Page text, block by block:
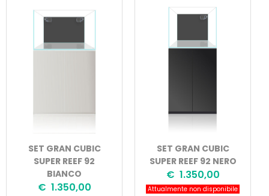
SET GRAN CUBIC
SUPER REEF 92
BIANCO
€ 1.350,00
SET GRAN CUBIC
SUPER REEF 92 NERO
€ 1.350,00
Attualmente non disponibile